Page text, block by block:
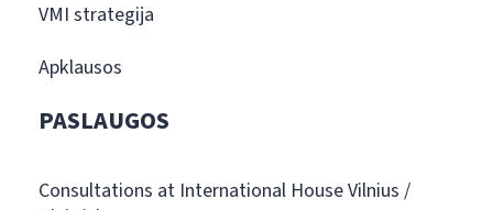
VMI strategija
Apklausos
PASLAUGOS
Consultations at International House Vilnius /